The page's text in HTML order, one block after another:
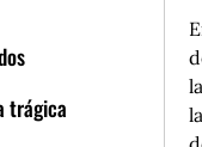
trágica